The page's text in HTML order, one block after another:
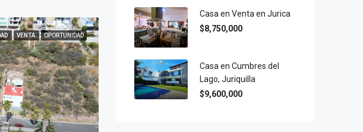
VENTA OPORTUNIDAD
Casa en Venta en Jurica
$8,750,000
Casa en Cumbres del
Lago, Juriquilla
$9,600,000